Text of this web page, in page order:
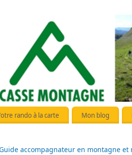
rando à la carte Mon blog
accompagnateur en montagne et